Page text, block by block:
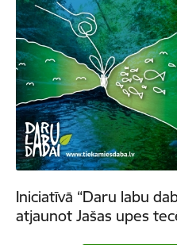
Iniciatīvā “Daru labu
atjaunot Jašas upes